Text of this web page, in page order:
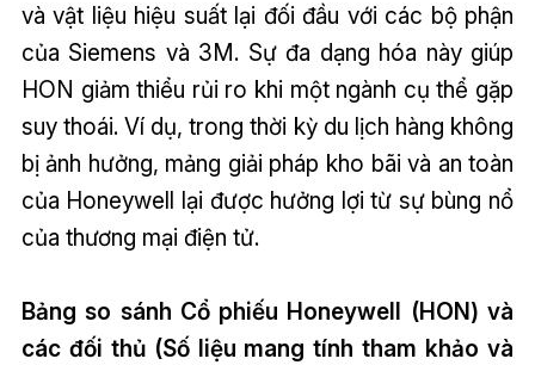
và vật liệu hiệu suất lại đối đầu với các bộ phận
của Siemens và 3M. Sự đa dạng hóa này giúp
HON giảm thiểu rủi ro khi một ngành cụ thể gặp
suy thoái. Ví dụ, trong thời kỳ du lịch hàng không
bị ảnh hưởng, mảng giải pháp kho bãi và an toàn
của Honeywell lại được hưởng lợi từ sự bùng nổ
của thương mại điện tử.
Bảng so sánh Cổ phiếu Honeywell (HON) và
các đối thủ (Số liệu mang tính tham khảo và